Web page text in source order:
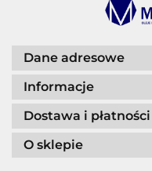
Dane adresowe
Informacje
Dostawa i płatności
O sklepie